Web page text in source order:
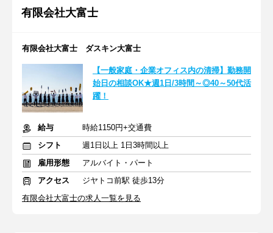
有限会社大富士
有限会社大富士 ダスキン大富士
【一般家庭・企業オフィス内の清掃】勤務開
始日の相談OK★週1日/3時間～◎40～50代活
躍！
給与
時給1150円+交通費
シフト
週1日以上 1日3時間以上
雇用形態
アルバイト・パート
アクセス
ジヤトコ前駅 徒歩13分
有限会社大富士の求人一覧を見る